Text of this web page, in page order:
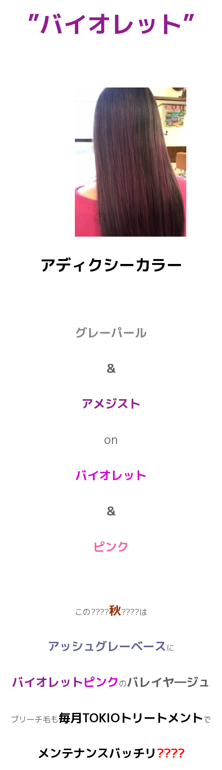
”バイオレット”
アディクシーカラー
グレーパール
＆
アメジスト
on
バイオレット
＆
ピンク
この????秋????は
アッシュグレーベースに
バイオレットピンクのバレイヤ―ジュ
ブリーチ毛も毎月TOKIOトリートメントで
メンテナンスバッチリ????